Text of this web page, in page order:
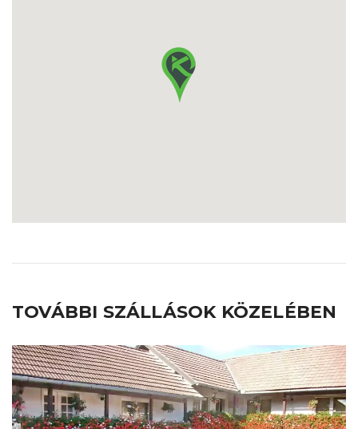
TOVÁBBI SZÁLLÁSOK KÖZELÉBEN